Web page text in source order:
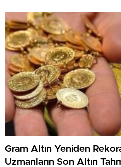
Gram Altın Yeniden
Uzmanların Son Altın